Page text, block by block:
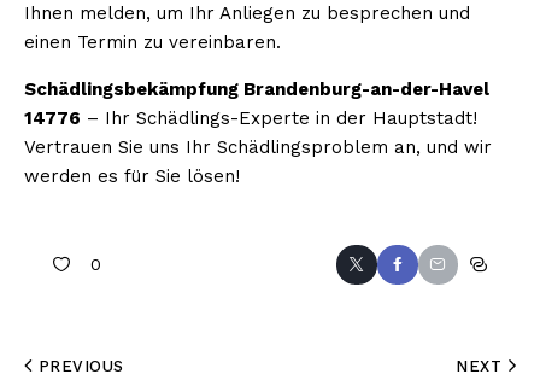
Ihnen melden, um Ihr Anliegen zu besprechen und
einen Termin zu vereinbaren.
Schädlingsbekämpfung Brandenburg-an-der-Havel
14776 – Ihr Schädlings-Experte in der Hauptstadt!
Vertrauen Sie uns Ihr Schädlingsproblem an, und wir
werden es für Sie lösen!
0
PREVIOUS NEXT